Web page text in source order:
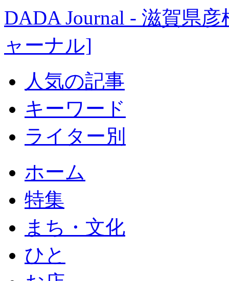
DADA Journal - 滋賀県
ャーナル]
人気の記事
キーワード
ライター別
ホーム
特集
まち・文化
ひと